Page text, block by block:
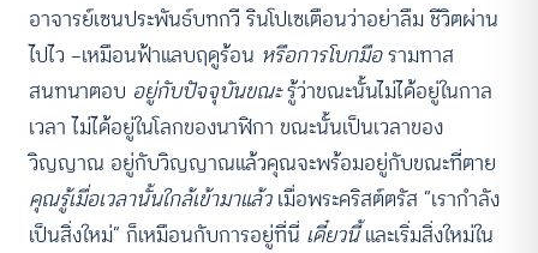
อาจารย์เซนประพันธ์บทกวี รินโปเซเตือนว่าอย่าลืม ชีวิตผ่าน
ไปไว —เหมือนฟ้าแลบฤดูร้อน หรือการโบกมือรามทาส
สนทนาตอบ อยู่กับปัจจุบันขณะรู้ว่าขณะนั้นไม่ได้อยู่ในกาล
เวลา ไม่ได้อยู่ในโลกของนาฬิกา ขณะนั้นเป็นเวลาของ
วิญญาณ อยู่กับวิญญาณแล้วคุณจะพร้อมอยู่กับขณะที่ตาย
คุณรู้เมื่อเวลานั้นใกล้เข้ามาแล้วเมื่อพระคริสต์ตรัส “เรากำลัง
เป็นสิ่งใหม่” ก็เหมือนกับการอยู่ที่นี่ เดี๋ยวนี้และเริ่มสิ่งใหม่ใน